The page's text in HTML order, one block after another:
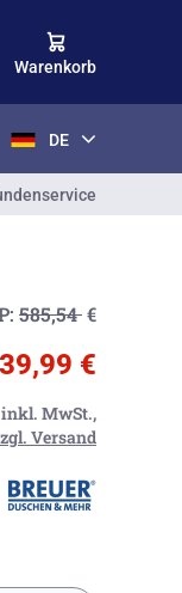
Warenkorb
DE
585,54€
€
inkl. MwSt.,
Versand